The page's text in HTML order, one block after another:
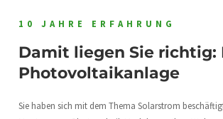
10 JAHRE ERFAHRUNG
Damit liegen Sie richtig:
Photovoltaikanlage
Sie haben sich mit dem Thema Solarstrom